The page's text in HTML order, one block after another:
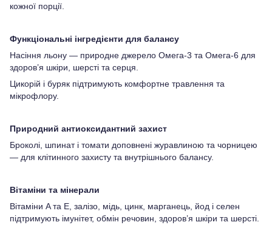
кожної порції.
Функціональні інгредієнти для балансу
Насіння льону — природне джерело Омега-3 та Омега-6 для
здоров’я шкіри, шерсті та серця.
Цикорій і буряк підтримують комфортне травлення та
мікрофлору.
Природний антиоксидантний захист
Броколі, шпинат і томати доповнені журавлиною та чорницею
— для клітинного захисту та внутрішнього балансу.
Вітаміни та мінерали
Вітаміни A та E, залізо, мідь, цинк, марганець, йод і селен
підтримують імунітет, обмін речовин, здоров’я шкіри та шерсті.